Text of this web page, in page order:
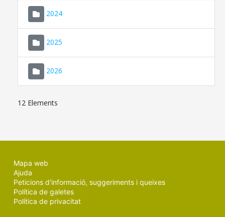
2024
2025
2026
12 Elements
Mapa web
Ajuda
Peticions d'informació, suggeriments i queixes
Política de galetes
Política de privacitat